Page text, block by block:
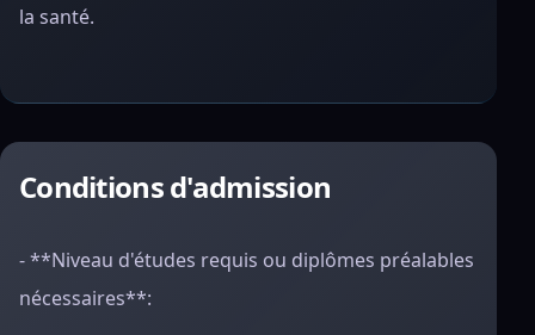
la santé.
Conditions d'admission
- **Niveau d'études requis ou diplômes préalables
nécessaires**: